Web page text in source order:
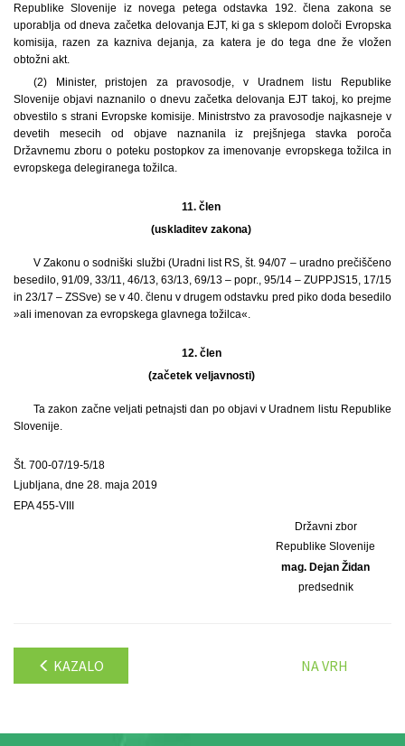
Republike Slovenije iz novega petega odstavka 192. člena zakona se
uporablja od dneva začetka delovanja EJT, ki ga s sklepom določi Evropska
komisija, razen za kazniva dejanja, za katera je do tega dne že vložen
obtožni akt.
(2) Minister, pristojen za pravosodje, v Uradnem listu Republike
Slovenije objavi naznanilo o dnevu začetka delovanja EJT takoj, ko prejme
obvestilo s strani Evropske komisije. Ministrstvo za pravosodje najkasneje v
devetih mesecih od objave naznanila iz prejšnjega stavka poroča
Državnemu zboru o poteku postopkov za imenovanje evropskega tožilca in
evropskega delegiranega tožilca.
11. člen
(uskladitev zakona)
V Zakonu o sodniški službi (Uradni list RS, št. 94/07 – uradno prečiščeno
besedilo, 91/09, 33/11, 46/13, 63/13, 69/13 – popr., 95/14 – ZUPPJS15, 17/15
in 23/17 – ZSSve) se v 40. členu v drugem odstavku pred piko doda besedilo
»ali imenovan za evropskega glavnega tožilca«.
12. člen
(začetek veljavnosti)
Ta zakon začne veljati petnajsti dan po objavi v Uradnem listu Republike
Slovenije.
Št. 700-07/19-5/18
Ljubljana, dne 28. maja 2019
EPA 455-VIII
Državni zbor
Republike Slovenije
mag. Dejan Židan
predsednik
KAZALO NA VRH